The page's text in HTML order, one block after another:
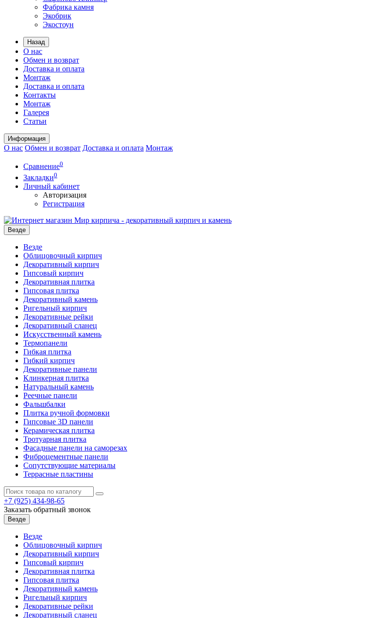
Фабрика камня
Экобрик
Экостоун
Назад
О нас
Обмен и возврат
Доставка и оплата
Монтаж
Доставка и оплата
Контакты
Монтаж
Галерея
Статьи
Информация
О нас Обмен и возврат Доставка и оплата Монтаж
Сравнение0
Закладки0
Личный кабинет
Авторизация
Регистрация
Везде
Везде
Облицовочный кирпич
Декоративный кирпич
Гипсовый кирпич
Декоративная плитка
Гипсовая плитка
Декоративный камень
Ригельный кирпич
Декоративные рейки
Декоративный сланец
Искусственный камень
Термопанели
Гибкая плитка
Гибкий кирпич
Декоративные панели
Клинкерная плитка
Натуральный камень
Реечные панели
Фальшбалки
Плитка ручной формовки
Гипсовые 3D панели
Керамическая плитка
Тротуарная плитка
Фасадные панели на саморезах
Фиброцементные панели
Сопутствующие материалы
Террасные пластины
+7 (925) 434-98-65
Заказать обратный звонок
Везде
Везде
Облицовочный кирпич
Декоративный кирпич
Гипсовый кирпич
Декоративная плитка
Гипсовая плитка
Декоративный камень
Ригельный кирпич
Декоративные рейки
Декоративный сланец